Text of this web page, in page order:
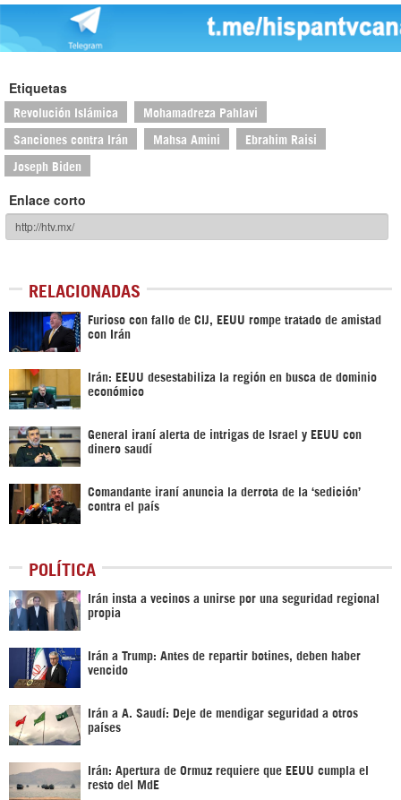
Etiquetas
Revolución Islámica Mohamadreza Pahlavi
Sanciones contra Irán Mahsa Amini Ebrahim Raisi
Joseph Biden
Enlace corto
RELACIONADAS
Furioso con fallo de CIJ, EEUU rompe tratado de amistad
con Irán
Irán: EEUU desestabiliza la región en busca de dominio
económico
General iraní alerta de intrigas de Israel y EEUU con
dinero saudí
Comandante iraní anuncia la derrota de la ‘sedición’
contra el país
POLÍTICA
Irán insta a vecinos a unirse por una seguridad regional
propia
Irán a Trump: Antes de repartir botines, deben haber
vencido
Irán a A. Saudí: Deje de mendigar seguridad a otros
países
Irán: Apertura de Ormuz requiere que EEUU cumpla el
resto del MdE